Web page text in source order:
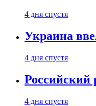
4 дня спустя
Украина
4 дня спустя
Российский
4 дня спустя